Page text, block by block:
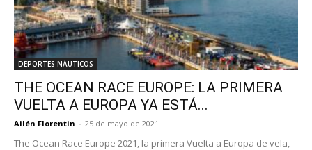
DEPORTES NÁUTICOS
THE OCEAN RACE EUROPE: LA PRIMERA
VUELTA A EUROPA YA ESTÁ...
Ailén Florentin - 25 de mayo de 2021
The Ocean Race Europe 2021, la primera Vuelta a Europa de vela,